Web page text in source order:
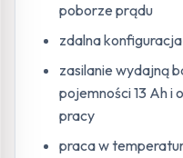
poborze prądu
zdalna konfiguracja
zasilanie wydajną
pojemności 13 Ah i
pracy
praca w